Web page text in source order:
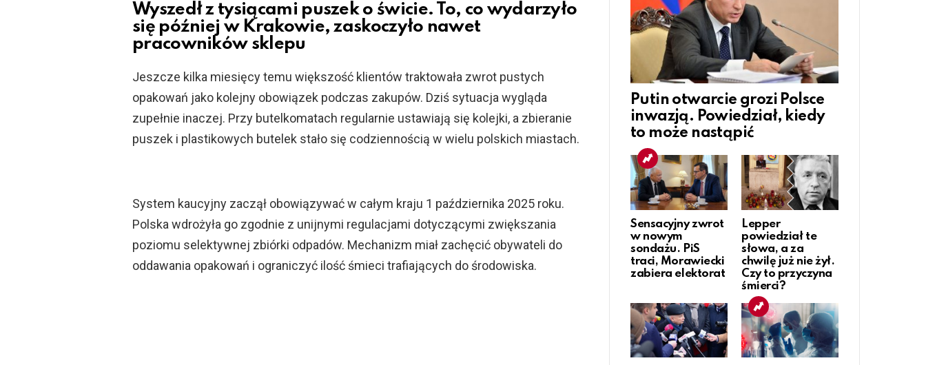
Wyszedł z tysiącami puszek o świcie. To, co wydarzyło
się później w Krakowie, zaskoczyło nawet
pracowników sklepu
Jeszcze kilka miesięcy temu większość klientów traktowała zwrot pustych
opakowań jako kolejny obowiązek podczas zakupów. Dziś sytuacja wygląda
zupełnie inaczej. Przy butelkomatach regularnie ustawiają się kolejki, a zbieranie
puszek i plastikowych butelek stało się codziennością w wielu polskich miastach.
System kaucyjny zaczął obowiązywać w całym kraju 1 października 2025 roku.
Polska wdrożyła go zgodnie z unijnymi regulacjami dotyczącymi zwiększania
poziomu selektywnej zbiórki odpadów. Mechanizm miał zachęcić obywateli do
oddawania opakowań i ograniczyć ilość śmieci trafiających do środowiska.
Putin otwarcie grozi Polsce
inwazją. Powiedział, kiedy
to może nastąpić
Sensacyjny zwrot
w nowym
sondażu. PiS
traci, Morawiecki
zabiera elektorat
Lepper
powiedział te
słowa, a za
chwilę już nie żył.
Czy to przyczyna
śmierci?